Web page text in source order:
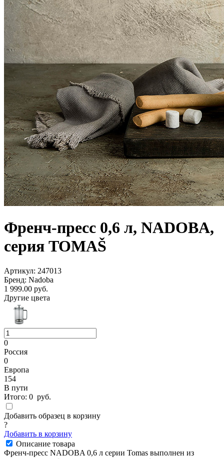
Френч-пресс 0,6 л, NADOBA,
серия TOMAŠ
Артикул: 247013
Бренд: Nadoba
1 999.00 руб.
Другие цвета
0
Россия
0
Европа
154
В пути
Итого: 0 руб.
Добавить образец в корзину
?
Добавить в корзину
Описание товара
Френч-пресс NADOBA 0,6 л серии Tomas выполнен из